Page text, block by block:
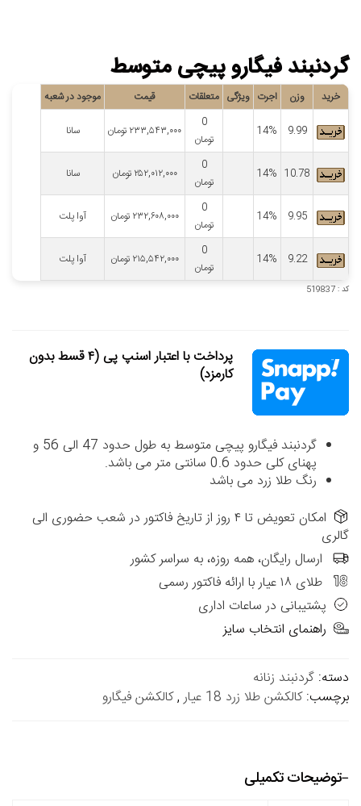
گردنبند فیگارو پیچی متوسط
خرید وزن اجرت ویژگی متعلقات قیمت موجود در شعبه
9.99
14%
0
تومان
۲۳۳,۵۴۳,۰۰۰ تومان سانا
10.78
14%
0
تومان
۲۵۲,۰۱۲,۰۰۰ تومان سانا
9.95
14%
0
تومان
۲۳۲,۶۰۸,۰۰۰ تومان آوا پلت
9.22
14%
0
تومان
۲۱۵,۵۴۲,۰۰۰ تومان آوا پلت
کد : 519837
پرداخت با اعتبار اسنپ پی (۴ قسط بدون
کارمزد)
گردنبند فیگارو پیچی متوسط به طول حدود 47 الی 56 و
پهنای کلی حدود 0.6 سانتی متر می باشد.
رنگ طلا زرد می باشد
امکان تعویض تا ۴ روز از تاریخ فاکتور در شعب حضوری الی
گالری
ارسال رایگان، همه روزه، به سراسر کشور
طلای ۱۸ عیار با ارائه فاکتور رسمی
پشتیبانی در ساعات اداری
راهنمای انتخاب سایز
دسته: گردنبند زنانه
برچسب:کالکشن طلا زرد 18 عیار ,کالکشن فیگارو
توضیحات تکمیلی